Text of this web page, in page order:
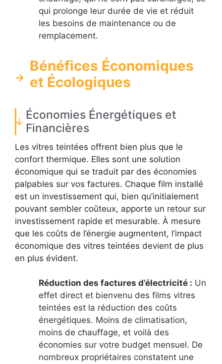
qui prolonge leur durée de vie et réduit
les besoins de maintenance ou de
remplacement.
Bénéfices Économiques
et Écologiques
Économies Énergétiques et
Financières
Les vitres teintées offrent bien plus que le
confort thermique. Elles sont une solution
économique qui se traduit par des économies
palpables sur vos factures. Chaque film installé
est un investissement qui, bien qu’initialement
pouvant sembler coûteux, apporte un retour sur
investissement rapide et mesurable. À mesure
que les coûts de l’énergie augmentent, l’impact
économique des vitres teintées devient de plus
en plus évident.
Réduction des factures d’électricité : Un
effet direct et bienvenu des films vitres
teintées est la réduction des coûts
énergétiques. Moins de climatisation,
moins de chauffage, et voilà des
économies sur votre budget mensuel. De
nombreux propriétaires constatent une